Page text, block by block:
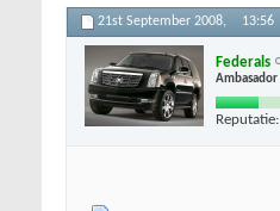
21st September 2008, 13:56
Federals
Ambasador
Reputatie: